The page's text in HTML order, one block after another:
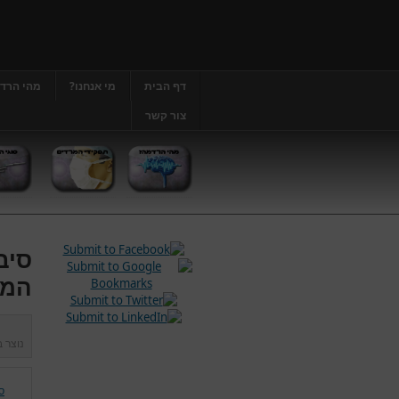
דף הבית מי אנחנו? מהי
צור קשר
נוצר